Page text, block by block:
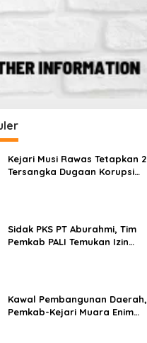
Kejari Musi Rawas Tetapkan 2
Tersangka Dugaan Korupsi
Sidak PKS PT Aburahmi, Tim
Pemkab PALI Temukan Izin
Kawal Pembangunan Daerah,
Pemkab-Kejari Muara Enim